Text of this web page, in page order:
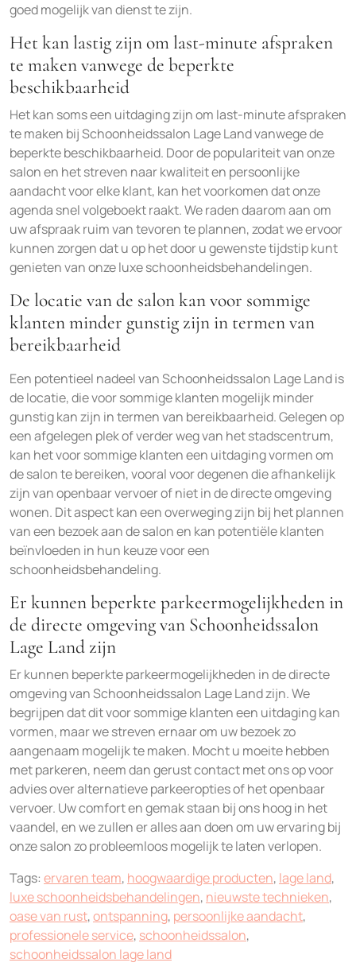
goed mogelijk van dienst te zijn.
Het kan lastig zijn om last-minute afspraken
te maken vanwege de beperkte
beschikbaarheid
Het kan soms een uitdaging zijn om last-minute afspraken
te maken bij Schoonheidssalon Lage Land vanwege de
beperkte beschikbaarheid. Door de populariteit van onze
salon en het streven naar kwaliteit en persoonlijke
aandacht voor elke klant, kan het voorkomen dat onze
agenda snel volgeboekt raakt. We raden daarom aan om
uw afspraak ruim van tevoren te plannen, zodat we ervoor
kunnen zorgen dat u op het door u gewenste tijdstip kunt
genieten van onze luxe schoonheidsbehandelingen.
De locatie van de salon kan voor sommige
klanten minder gunstig zijn in termen van
bereikbaarheid
Een potentieel nadeel van Schoonheidssalon Lage Land is
de locatie, die voor sommige klanten mogelijk minder
gunstig kan zijn in termen van bereikbaarheid. Gelegen op
een afgelegen plek of verder weg van het stadscentrum,
kan het voor sommige klanten een uitdaging vormen om
de salon te bereiken, vooral voor degenen die afhankelijk
zijn van openbaar vervoer of niet in de directe omgeving
wonen. Dit aspect kan een overweging zijn bij het plannen
van een bezoek aan de salon en kan potentiële klanten
beïnvloeden in hun keuze voor een
schoonheidsbehandeling.
Er kunnen beperkte parkeermogelijkheden in
de directe omgeving van Schoonheidssalon
Lage Land zijn
Er kunnen beperkte parkeermogelijkheden in de directe
omgeving van Schoonheidssalon Lage Land zijn. We
begrijpen dat dit voor sommige klanten een uitdaging kan
vormen, maar we streven ernaar om uw bezoek zo
aangenaam mogelijk te maken. Mocht u moeite hebben
met parkeren, neem dan gerust contact met ons op voor
advies over alternatieve parkeeropties of het openbaar
vervoer. Uw comfort en gemak staan bij ons hoog in het
vaandel, en we zullen er alles aan doen om uw ervaring bij
onze salon zo probleemloos mogelijk te laten verlopen.
Tags: ervaren team, hoogwaardige producten, lage land,
luxe schoonheidsbehandelingen, nieuwste technieken,
oase van rust,ontspanning, persoonlijke aandacht,
professionele service, schoonheidssalon,
schoonheidssalon lage land